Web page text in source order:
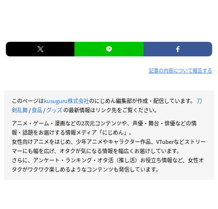
記事の内容について報告する
このページはkusuguru株式会社のにじめん編集部が作成・配信しています。 刀
剣乱舞/食品/グッズの最新情報はリンク先をご覧ください。
アニメ・ゲーム・漫画などの2次元コンテンツや、声優・舞台・俳優などの情
報・話題をお届けする情報メディア「にじめん」。
女性向けアニメをはじめ、少年アニメやキャラクター作品、VTuberなどストリー
マーにも幅を広げ、オタクが気になる情報を幅広くお届けしています。
さらに、アンケート・ランキング・オタ活（推し活）お役立ち情報など、女性オ
タクがワクワク楽しめるようなコンテンツも発信しています。